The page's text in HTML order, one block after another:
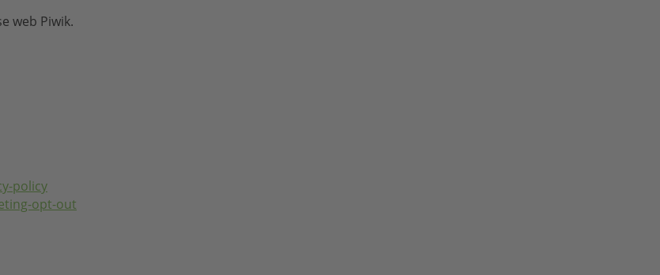
web Piwik.
policy
opt-out